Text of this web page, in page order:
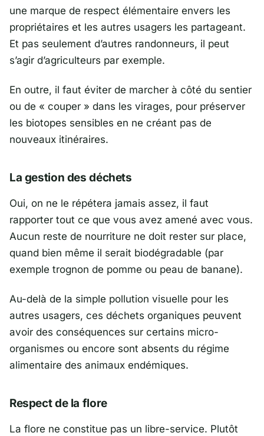
une marque de respect élémentaire envers les
propriétaires et les autres usagers les partageant.
Et pas seulement d’autres randonneurs, il peut
s’agir d’agriculteurs par exemple.
En outre, il faut éviter de marcher à côté du sentier
ou de « couper » dans les virages, pour préserver
les biotopes sensibles en ne créant pas de
nouveaux itinéraires.
La gestion des déchets
Oui, on ne le répétera jamais assez, il faut
rapporter tout ce que vous avez amené avec vous.
Aucun reste de nourriture ne doit rester sur place,
quand bien même il serait biodégradable (par
exemple trognon de pomme ou peau de banane).
Au-delà de la simple pollution visuelle pour les
autres usagers, ces déchets organiques peuvent
avoir des conséquences sur certains micro-
organismes ou encore sont absents du régime
alimentaire des animaux endémiques.
Respect de la flore
La flore ne constitue pas un libre-service. Plutôt